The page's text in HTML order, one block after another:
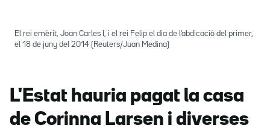
El rei emèrit, Joan Carles I, i el rei Felip el dia de l'abdicació del primer,
el 18 de juny del 2014 (Reuters/Juan Medina)
L'Estat hauria pagat la casa
de Corinna Larsen i diverses